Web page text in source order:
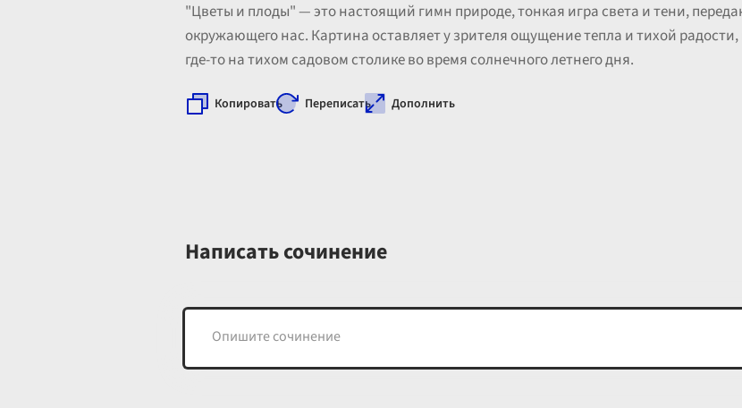
"Цветы и плоды" — это настоящий гимн природе, тонкая игра света и тени,
окружающего нас. Картина оставляет у зрителя ощущение тепла и тихой радости,
где-то на тихом садовом столике во время солнечного летнего дня.
Копировать Переписать Дополнить
Написать сочинение